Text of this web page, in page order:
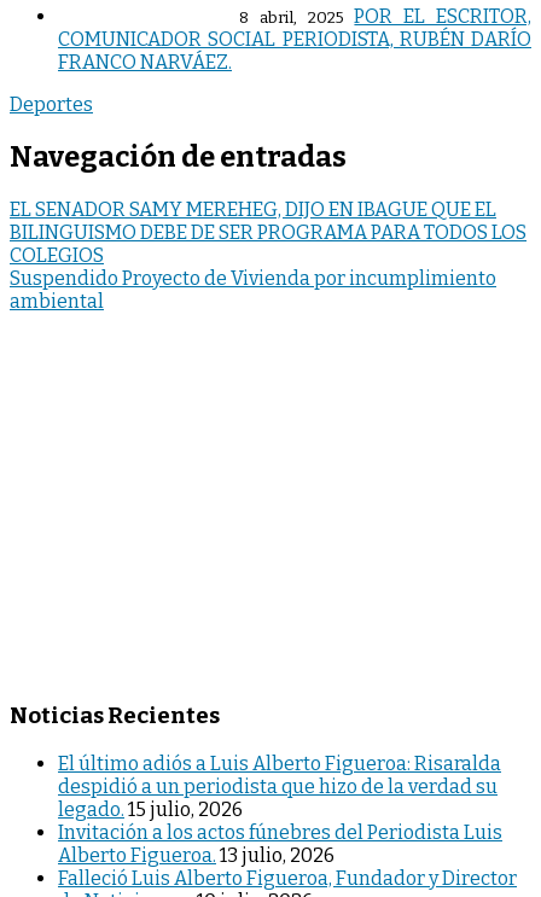
8 abril, 2025 POR EL ESCRITOR,
COMUNICADOR SOCIAL PERIODISTA, RUBÉN DARÍO
FRANCO NARVÁEZ.
Deportes
Navegación de entradas
EL SENADOR SAMY MEREHEG, DIJO EN IBAGUE QUE EL
BILINGUISMO DEBE DE SER PROGRAMA PARA TODOS LOS
COLEGIOS
Suspendido Proyecto de Vivienda por incumplimiento
ambiental
Noticias Recientes
El último adiós a Luis Alberto Figueroa: Risaralda
despidió a un periodista que hizo de la verdad su
legado. 15 julio, 2026
Invitación a los actos fúnebres del Periodista Luis
Alberto Figueroa. 13 julio, 2026
Falleció Luis Alberto Figueroa, Fundador y Director